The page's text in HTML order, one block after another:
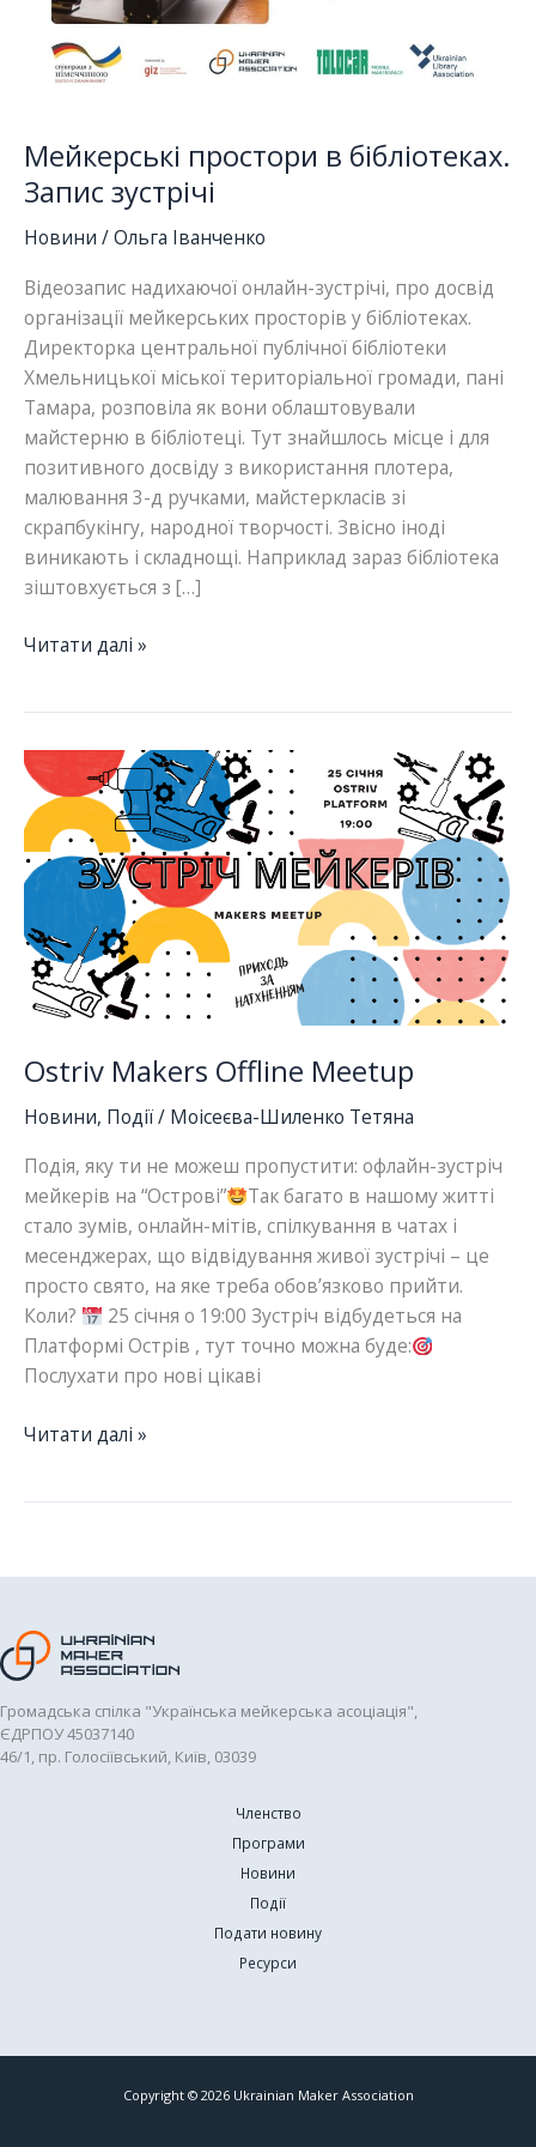
Мейкерські простори в бібліотеках.
Запис зустрічі
Новини /Ольга Іванченко
Відеозапис надихаючої онлайн-зустрічі, про досвід
організації мейкерських просторів у бібліотеках.
Директорка центральної публічної бібліотеки
Хмельницької міської територіальної громади, пані
Тамара, розповіла як вони облаштовували
майстерню в бібліотеці. Тут знайшлось місце і для
позитивного досвіду з використання плотера,
малювання 3-д ручками, майстеркласів зі
скрапбукінгу, народної творчості. Звісно іноді
виникають і складнощі. Наприклад зараз бібліотека
зіштовхується з […]
Мейкерські
Запис
зустрічі
Читати далі »
Ostriv Makers Offline Meetup
Новини, Події/ Моісеєва-Шиленко Тетяна
Подія, яку ти не можеш пропустити: офлайн-зустріч
мейкерів на “Острові”
Так багато в нашому житті
стало зумів, онлайн-мітів, спілкування в чатах і
месенджерах, що відвідування живої зустрічі – це
просто свято, на яке треба обов’язково прийти.
Коли?
25 січня о 19:00 Зустріч відбудеться на
Платформі Острів , тут точно можна буде:
Послухати про нові цікаві
Ostriv
Читати далі »
Громадська спілка "Українська мейкерська асоціація",
ЄДРПОУ 45037140
46/1, пр. Голосіївський, Київ, 03039
Членство
Програми
Новини
Події
Подати новину
Ресурси
Copyright © 2026 Ukrainian Maker Association